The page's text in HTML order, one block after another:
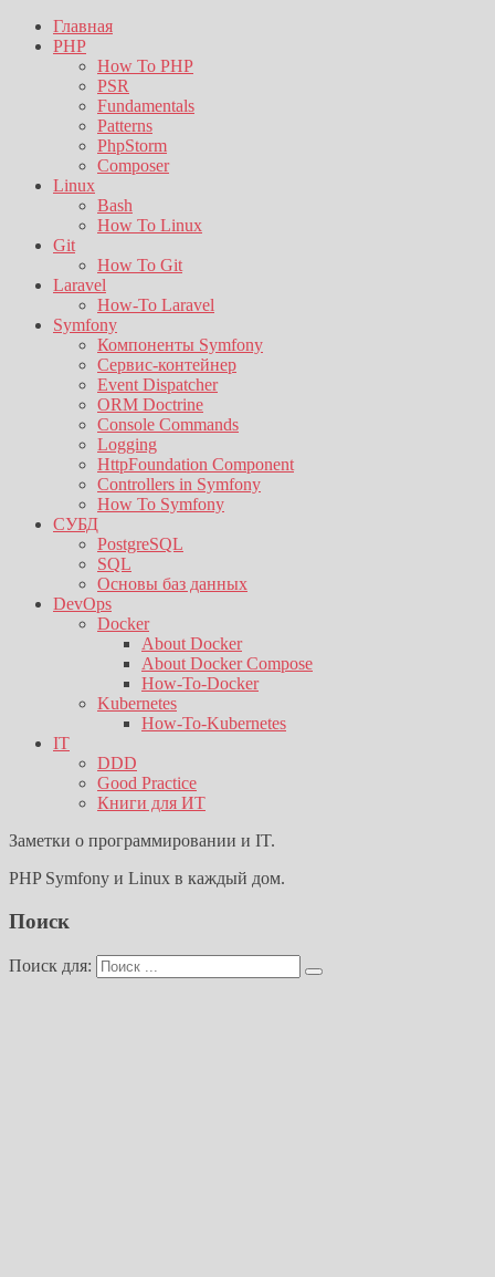
Главная
PHP
How To PHP
PSR
Fundamentals
Patterns
PhpStorm
Composer
Linux
Bash
How To Linux
Git
How To Git
Laravel
How-To Laravel
Symfony
Компоненты Symfony
Сервис-контейнер
Event Dispatcher
ORM Doctrine
Console Commands
Logging
HttpFoundation Component
Controllers in Symfony
How To Symfony
СУБД
PostgreSQL
SQL
Основы баз данных
DevOps
Docker
About Docker
About Docker Compose
How-To-Docker
Kubernetes
How-To-Kubernetes
IT
DDD
Good Practice
Книги для ИТ
Заметки о программировании и IT.
PHP Symfony и Linux в каждый дом.
Поиск
Поиск для: